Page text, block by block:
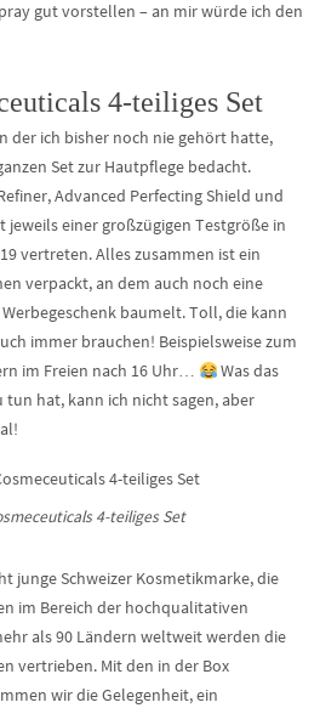
gut vorstellen – an mir würde ich den
4-teiliges Set
der ich bisher noch nie gehört hatte,
Set zur Hautpflege bedacht.
Advanced Perfecting Shield und
jeweils einer großzügigen Testgröße in
vertreten. Alles zusammen ist ein
verpackt, an dem auch noch eine
baumelt. Toll, die kann
immer brauchen! Beispielsweise zum
im Freien nach 16 Uhr…
Was das
tun hat, kann ich nicht sagen, aber
4-teiliges Set
junge Schweizer Kosmetikmarke, die
im Bereich der hochqualitativen
als 90 Ländern weltweit werden die
vertrieben. Mit den in der Box
wir die Gelegenheit, ein